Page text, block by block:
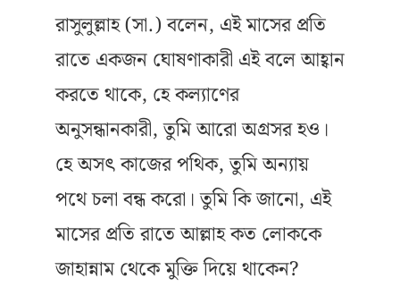
রাসুলুল্লাহ (সা.) বলেন, এই মাসের প্রতি
রাতে একজন ঘোষণাকারী এই বলে আহ্বান
করতে থাকে, হে কল্যাণের
অনুসন্ধানকারী, তুমি আরো অগ্রসর হও।
হে অসৎ কাজের পথিক, তুমি অন্যায়
পথে চলা বন্ধ করো। তুমি কি জানো, এই
মাসের প্রতি রাতে আল্লাহ কত লোককে
জাহান্নাম থেকে মুক্তি দিয়ে থাকেন?